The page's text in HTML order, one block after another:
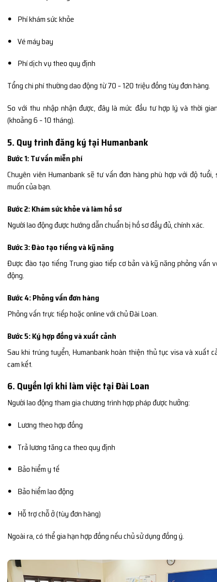
Phí khám sức khỏe
Vé máy bay
Phí dịch vụ theo quy định
Tổng chi phí thường dao động từ 70 – 120 triệu đồng tùy đơn hàng.
So với thu nhập nhận được, đây là mức đầu tư hợp lý và thời
(khoảng 6 – 10 tháng).
5. Quy trình đăng ký tại Humanbank
Bước 1: Tư vấn miễn phí
Chuyên viên Humanbank sẽ tư vấn đơn hàng phù hợp với độ tuổi,
muốn của bạn.
Bước 2: Khám sức khỏe và làm hồ sơ
Người lao động được hướng dẫn chuẩn bị hồ sơ đầy đủ, chính xác.
Bước 3: Đào tạo tiếng và kỹ năng
Được đào tạo tiếng Trung giao tiếp cơ bản và kỹ năng phỏng vấn
động.
Bước 4: Phỏng vấn đơn hàng
Phỏng vấn trực tiếp hoặc online với chủ Đài Loan.
Bước 5: Ký hợp đồng và xuất cảnh
Sau khi trúng tuyển, Humanbank hoàn thiện thủ tục visa và xuất
cam kết.
6. Quyền lợi khi làm việc tại Đài Loan
Người lao động tham gia chương trình hợp pháp được hưởng:
Lương theo hợp đồng
Trả lương tăng ca theo quy định
Bảo hiểm y tế
Bảo hiểm lao động
Hỗ trợ chỗ ở (tùy đơn hàng)
Ngoài ra, có thể gia hạn hợp đồng nếu chủ sử dụng đồng ý.